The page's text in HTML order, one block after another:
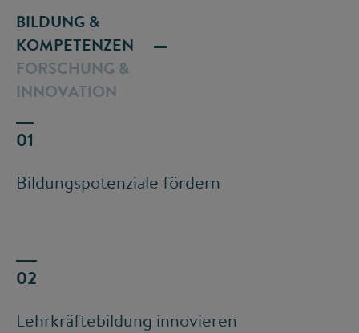
BILDUNG &
KOMPETENZEN
Bildungspotenziale fördern
Lehrkräftebildung innovieren
FORSCHUNG &
INNOVATION